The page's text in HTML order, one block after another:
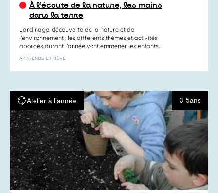
À l’écoute de la nature, les mains
dans la terre
Jardinage, découverte de la nature et de
l'environnement : les différents thèmes et activités
abordés durant l’année vont emmener les enfants...
APPRENDS ET RÊVE
Atelier à l’année 3-5ans